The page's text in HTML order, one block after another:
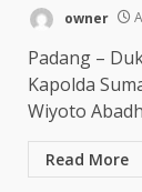
owner
Padang –
Kapolda
Wiyoto
Read More